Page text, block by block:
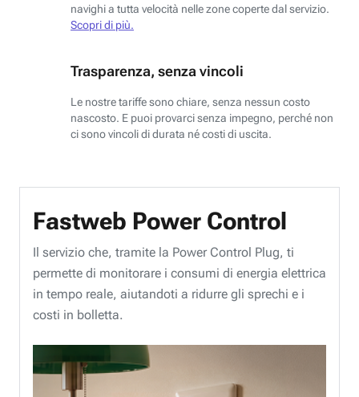
navighi a tutta velocità nelle zone coperte dal servizio.
Scopri di più.
Trasparenza, senza vincoli
Le nostre tariffe sono chiare, senza nessun costo
nascosto. E puoi provarci senza impegno, perché non
ci sono vincoli di durata né costi di uscita.
Fastweb Power Control
Il servizio che, tramite la Power Control Plug, ti
permette di monitorare i consumi di energia elettrica
in tempo reale, aiutandoti a ridurre gli sprechi e i
costi in bolletta.